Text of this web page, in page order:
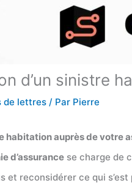
d’un sinistre
de lettres / Par Pierre
habitation auprès de votre
d’assurance se charge de
et reconsidérer ce qui